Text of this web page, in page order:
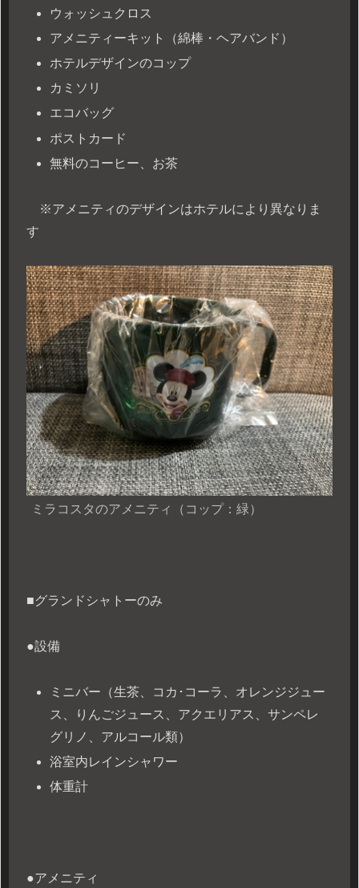
ウォッシュクロス
アメニティーキット（綿棒・ヘアバンド）
ホテルデザインのコップ
カミソリ
エコバッグ
ポストカード
無料のコーヒー、お茶
※アメニティのデザインはホテルにより異なりま
す
ミラコスタのアメニティ（コップ：緑）
■グランドシャトーのみ
●設備
ミニバー（生茶、コカ･コーラ、オレンジジュー
ス、りんごジュース、アクエリアス、サンペレ
グリノ、アルコール類）
浴室内レインシャワー
体重計
●アメニティ